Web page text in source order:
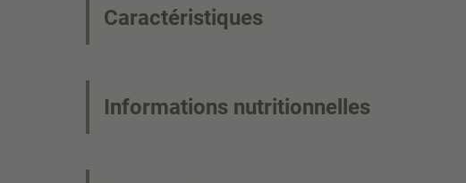
Caractéristiques
Informations nutritionnelles